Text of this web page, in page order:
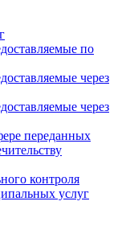
по
через
через
переданных
контроля
услуг